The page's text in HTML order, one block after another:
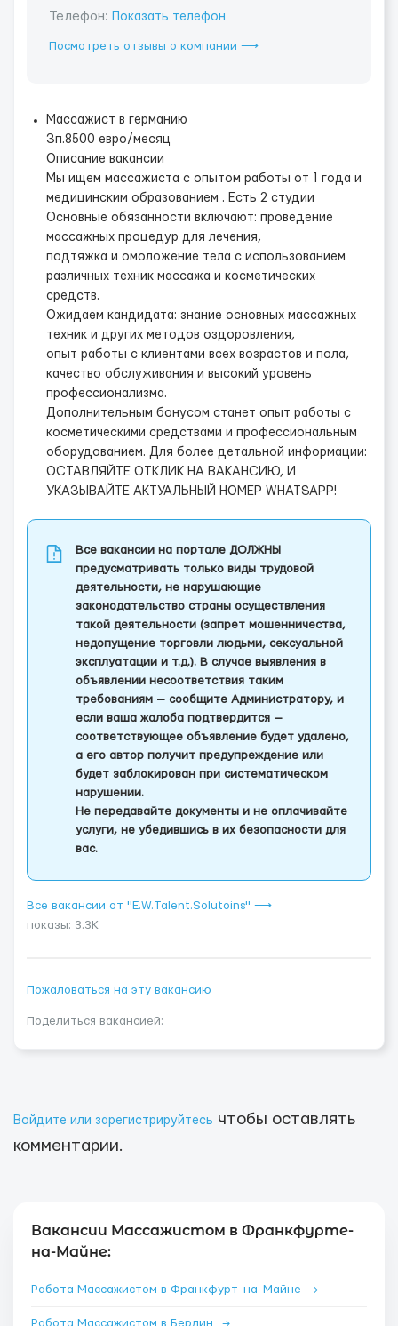
Телефон: Показать телефон
Посмотреть отзывы о компании ⟶
Массажист в германию
Зп.8500 евро/месяц
Описание вакансии
Мы ищем массажиста с опытом работы от 1 года и
медицинским образованием . Есть 2 студии
Основные обязанности включают: проведение
массажных процедур для лечения,
подтяжка и омоложение тела с использованием
различных техник массажа и косметических
средств.
Ожидаем кандидата: знание основных массажных
техник и других методов оздоровления,
опыт работы с клиентами всех возрастов и пола,
качество обслуживания и высокий уровень
профессионализма.
Дополнительным бонусом станет опыт работы с
косметическими средствами и профессиональным
оборудованием. Для более детальной информации:
ОСТАВЛЯЙТЕ ОТКЛИК НА ВАКАНСИЮ, И
УКАЗЫВАЙТЕ АКТУАЛЬНЫЙ НОМЕР WHATSAPP!
Все вакансии на портале ДОЛЖНЫ
предусматривать только виды трудовой
деятельности, не нарушающие
законодательство страны осуществления
такой деятельности (запрет мошенничества,
недопущение торговли людьми, сексуальной
эксплуатации и т.д.). В случае выявления в
объявлении несоответствия таким
требованиям — сообщите Администратору, и
если ваша жалоба подтвердится —
соответствующее объявление будет удалено,
а его автор получит предупреждение или
будет заблокирован при систематическом
нарушении.
Не передавайте документы и не оплачивайте
услуги, не убедившись в их безопасности для
вас.
Все вакансии от "E.W.Talent.Solutoins" ⟶
показы: 3.3K
Пожаловаться на эту вакансию
Поделиться вакансией:
Войдите или зарегистрируйтесь чтобы оставлять
комментарии.
Вакансии Массажистом в Франкфурте-
на-Майне:
Работа Массажистом в Франкфурт-на-Майне →
Работа Массажистом в Берлин →